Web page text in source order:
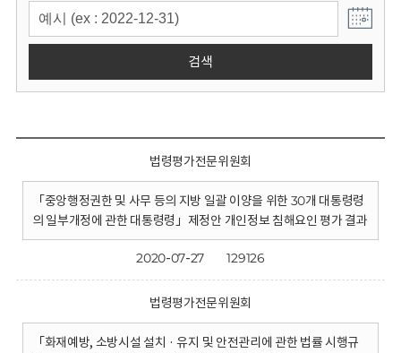
검색
법령평가전문위원회
「중앙행정권한 및 사무 등의 지방 일괄 이양을 위한 30개 대통령령
의 일부개정에 관한 대통령령」제정안 개인정보 침해요인 평가 결과
2020-07-27 129126
법령평가전문위원회
「화재예방, 소방시설 설치 · 유지 및 안전관리에 관한 법률 시행규